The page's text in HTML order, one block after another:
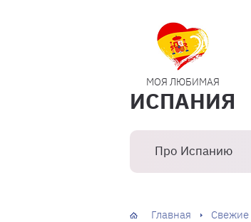
МОЯ ЛЮБИМАЯ
ИСПАНИЯ
Про Испанию
Главная Свежие